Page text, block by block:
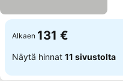
Alkaen 131 €
Näytä hinnat 11 sivustolta